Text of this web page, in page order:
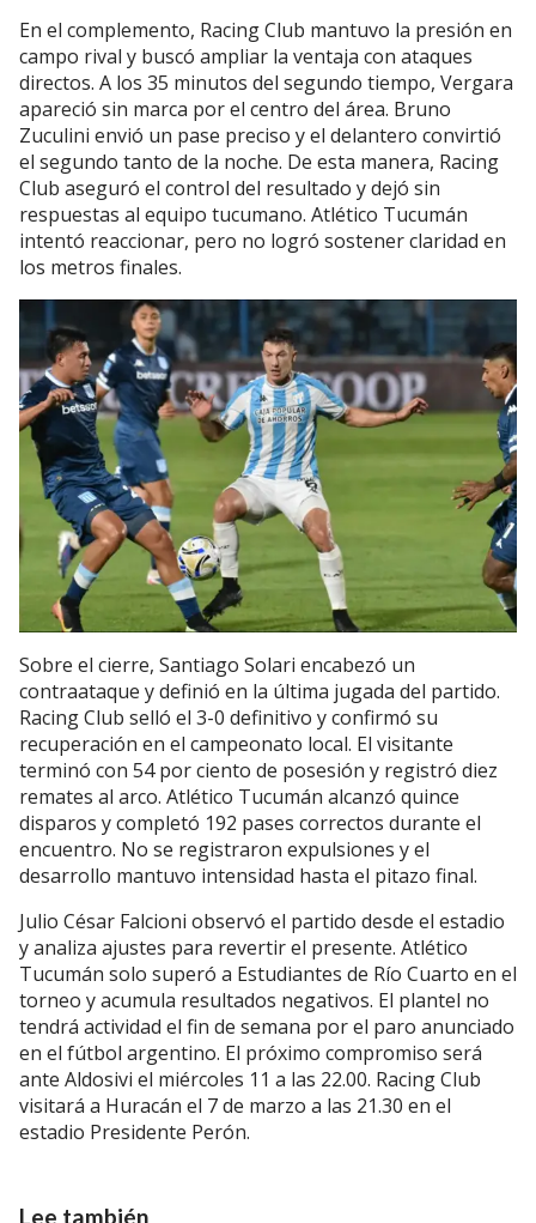
En el complemento, Racing Club mantuvo la presión en
campo rival y buscó ampliar la ventaja con ataques
directos. A los 35 minutos del segundo tiempo, Vergara
apareció sin marca por el centro del área. Bruno
Zuculini envió un pase preciso y el delantero convirtió
el segundo tanto de la noche. De esta manera, Racing
Club aseguró el control del resultado y dejó sin
respuestas al equipo tucumano. Atlético Tucumán
intentó reaccionar, pero no logró sostener claridad en
los metros finales.
Sobre el cierre, Santiago Solari encabezó un
contraataque y definió en la última jugada del partido.
Racing Club selló el 3-0 definitivo y confirmó su
recuperación en el campeonato local. El visitante
terminó con 54 por ciento de posesión y registró diez
remates al arco. Atlético Tucumán alcanzó quince
disparos y completó 192 pases correctos durante el
encuentro. No se registraron expulsiones y el
desarrollo mantuvo intensidad hasta el pitazo final.
Julio César Falcioni observó el partido desde el estadio
y analiza ajustes para revertir el presente. Atlético
Tucumán solo superó a Estudiantes de Río Cuarto en el
torneo y acumula resultados negativos. El plantel no
tendrá actividad el fin de semana por el paro anunciado
en el fútbol argentino. El próximo compromiso será
ante Aldosivi el miércoles 11 a las 22.00. Racing Club
visitará a Huracán el 7 de marzo a las 21.30 en el
estadio Presidente Perón.
Lee también